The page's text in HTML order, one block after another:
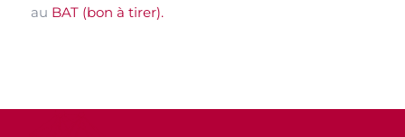
au BAT (bon à tirer).